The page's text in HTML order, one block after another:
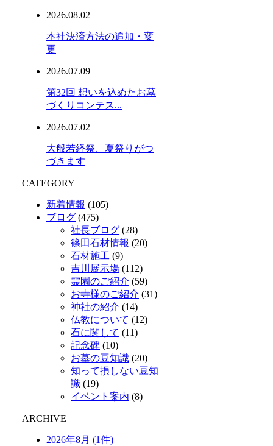
2026.08.02
本社決済方法の追加・変
更
2026.07.09
第32回 想いを込めたお墓
づくりコンテス...
2026.07.02
大般若経祭、夏祭りがつ
づきます
CATEGORY
新着情報 (105)
ブログ (475)
社長ブログ (28)
篠田石材情報 (20)
石材施工 (9)
吉川展示場 (112)
霊園のご紹介 (59)
お寺様のご紹介 (31)
神社の紹介 (14)
仏教について (12)
石に関して (11)
記念碑 (10)
お墓の豆知識 (20)
知って損しない豆知
識 (19)
イベント案内 (8)
ARCHIVE
2026年8月 (1件)